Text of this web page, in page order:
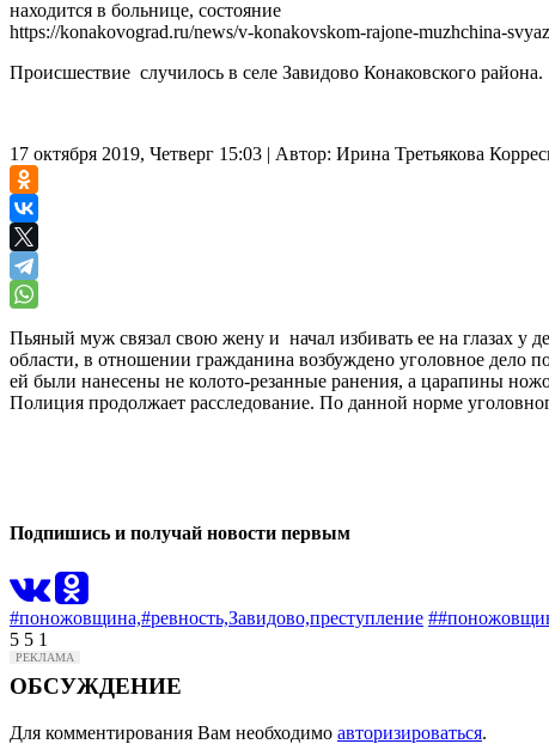
находится в больнице, состояние
https://konakovograd.ru/news/v-konakovskom-rajone-muzhchina-
Происшествие случилось в селе Завидово Конаковского района.
17 октября 2019, Четверг 15:03 | Автор: Ирина Третьякова
Пьяный муж связал свою жену и начал избивать ее на глазах
области, в отношении гражданина возбуждено уголовное дело
ей были нанесены не колото-резанные ранения, а царапины
Полиция продолжает расследование. По данной норме
Подпишись и получай новости первым
#поножовщина,#ревность,Завидово,преступление
5 5 1
ОБСУЖДЕНИЕ
Для комментирования Вам необходимо авторизироваться.